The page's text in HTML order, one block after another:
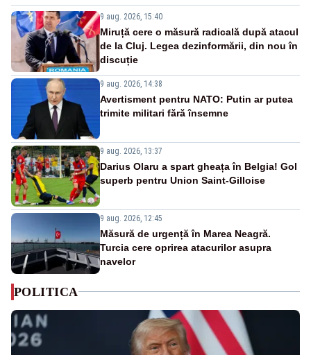
9 aug. 2026, 15:40
Miruță cere o măsură radicală după atacul
de la Cluj. Legea dezinformării, din nou în
discuție
9 aug. 2026, 14:38
Avertisment pentru NATO: Putin ar putea
trimite militari fără însemne
9 aug. 2026, 13:37
Darius Olaru a spart gheața în Belgia! Gol
superb pentru Union Saint-Gilloise
9 aug. 2026, 12:45
Măsură de urgență în Marea Neagră.
Turcia cere oprirea atacurilor asupra
navelor
POLITICA